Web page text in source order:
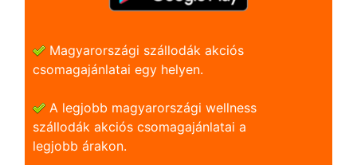
Magyarországi szállodák akciós
csomagajánlatai egy helyen.
A legjobb magyarországi wellness
szállodák akciós csomagajánlatai a
legjobb árakon.